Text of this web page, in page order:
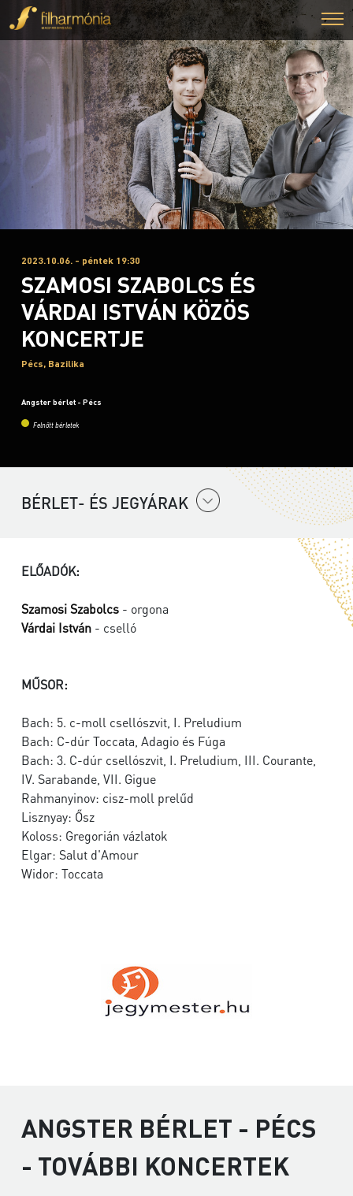
2023.10.06. - péntek 19:30
SZAMOSI SZABOLCS ÉS
VÁRDAI ISTVÁN KÖZÖS
KONCERTJE
Pécs, Bazilika
Angster bérlet - Pécs
Felnőtt bérletek
BÉRLET- ÉS JEGYÁRAK
ELŐADÓK:
Szamosi Szabolcs - orgona
Várdai István - cselló
MŰSOR:
Bach: 5. c-moll csellószvit, I. Preludium
Bach: C-dúr Toccata, Adagio és Fúga
Bach: 3. C-dúr csellószvit, I. Preludium, III. Courante,
IV. Sarabande, VII. Gigue
Rahmanyinov: cisz-moll prelűd
Lisznyay: Ősz
Koloss: Gregorián vázlatok
Elgar: Salut d'Amour
Widor: Toccata
ANGSTER BÉRLET - PÉCS
- TOVÁBBI KONCERTEK